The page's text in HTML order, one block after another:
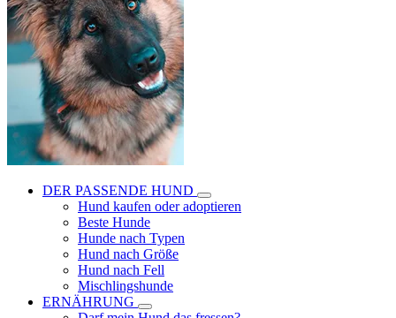
DER PASSENDE HUND
Hund kaufen oder adoptieren
Beste Hunde
Hunde nach Typen
Hund nach Größe
Hund nach Fell
Mischlingshunde
ERNÄHRUNG